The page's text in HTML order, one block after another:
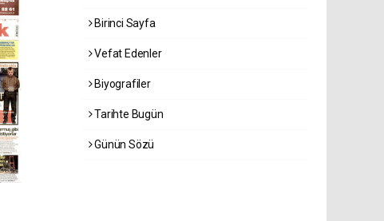
Birinci Sayfa
Vefat Edenler
Biyografiler
Tarihte Bugün
Günün Sözü